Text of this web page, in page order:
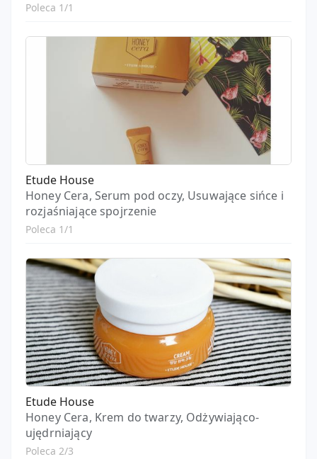
Poleca 1/1
Etude House
Honey Cera, Serum pod oczy, Usuwające sińce i
rozjaśniające spojrzenie
Poleca 1/1
Etude House
Honey Cera, Krem do twarzy, Odżywiająco-
ujędrniający
Poleca 2/3